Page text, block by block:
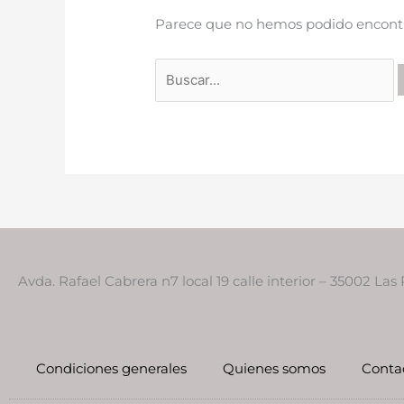
Parece que no hemos podido
Avda. Rafael Cabrera n7 local 19 calle interior – 35002 Las
Condiciones generales Quienes somos